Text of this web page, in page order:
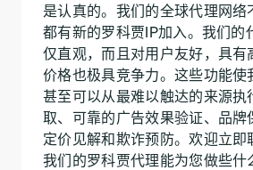
是认真的。我们的全球代理网络
都有新的罗科贾IP加入。我们的
仅直观，而且对用户友好，具有
价格也极具竞争力。这些功能使
甚至可以从最难以触达的来源执
取、可靠的广告效果验证、品牌
定价见解和欺诈预防。欢迎立即
我们的罗科贾代理能为您做些什